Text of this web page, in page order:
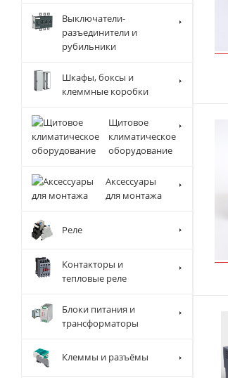
Выключатели-
разъединители и
рубильники
Шкафы, боксы и
клеммные коробки
Щитовое
климатическое
оборудование
Аксессуары
для монтажа
Реле
Контакторы и
тепловые реле
Блоки питания и
трансформаторы
Клеммы и разъёмы